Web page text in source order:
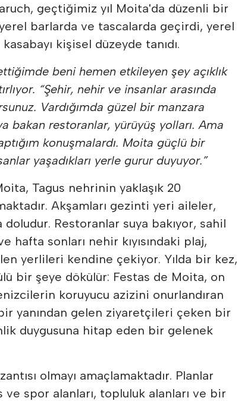
geçtiğimiz yıl Moita'da düzenli bir
barlarda ve tascalarda geçirdi, yerel
kişisel düzeyde tanıdı.
beni hemen etkileyen şey açıklık
“Şehir, nehir ve insanlar arasında
Vardığımda güzel bir manzara
bakan restoranlar, yürüyüş yolları. Ama
konuşmalardı. Moita güçlü bir
yaşadıkları yerle gurur duyuyor.”
Tagus nehrinin yaklaşık 20
Akşamları gezinti yeri aileler,
Restoranlar suya bakıyor, sahil
hafta sonları nehir kıyısındaki plaj,
yerlileri kendine çekiyor. Yılda bir kez,
bir şeye dökülür: Festas de Moita, on
koruyucu azizini onurlandıran
yanından gelen ziyaretçileri çeken bir
duygusuna hitap eden bir gelenek
olmayı amaçlamaktadır. Planlar
ve spor alanları, topluluk alanları ve bir